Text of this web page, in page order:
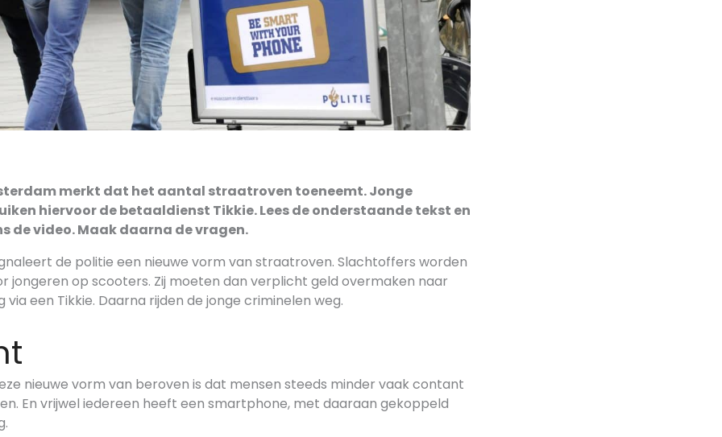
merkt dat het aantal straatroven toeneemt. Jonge
hiervoor de betaaldienst Tikkie. Lees de onderstaande tekst en
de video. Maak daarna de vragen.
de politie een nieuwe vorm van straatroven. Slachtoffers worden
jongeren op scooters. Zij moeten dan verplicht geld overmaken naar
een Tikkie. Daarna rijden de jonge criminelen weg.
nieuwe vorm van beroven is dat mensen steeds minder vaak contant
En vrijwel iedereen heeft een smartphone, met daaraan gekoppeld